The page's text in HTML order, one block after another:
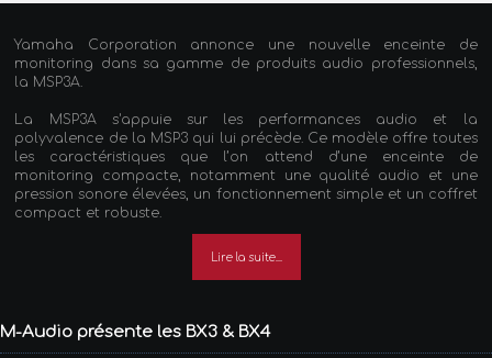
Yamaha Corporation annonce une nouvelle enceinte de
monitoring dans sa gamme de produits audio professionnels,
la MSP3A.
La MSP3A s'appuie sur les performances audio et la
polyvalence de la MSP3 qui lui précède. Ce modèle offre toutes
les caractéristiques que l’on attend d’une enceinte de
monitoring compacte, notamment une qualité audio et une
pression sonore élevées, un fonctionnement simple et un coffret
compact et robuste.
Lire la suite...
M-Audio présente les BX3 & BX4